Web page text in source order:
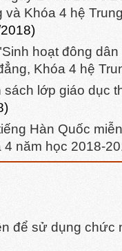
Khóa 4 hệ
hoạt đông
Khóa 4 hệ
lớp giáo dục
Hàn Quốc
4 năm học 2018-
để sử dụng chức